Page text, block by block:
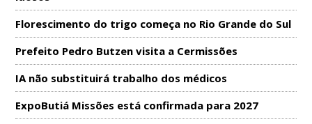
Florescimento do trigo começa no Rio Grande do Sul
Prefeito Pedro Butzen visita a Cermissões
IA não substituirá trabalho dos médicos
ExpoButiá Missões está confirmada para 2027